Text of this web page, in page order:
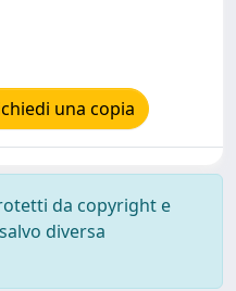
una copia
da copyright e
diversa